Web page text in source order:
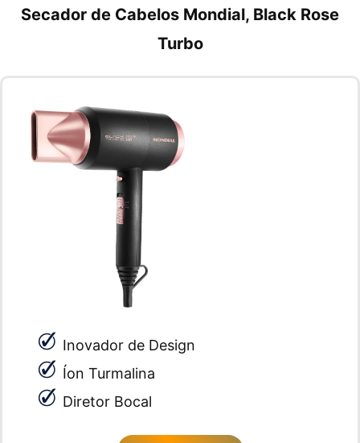
Secador de Cabelos Mondial, Black Rose
Turbo
Inovador de Design
Íon Turmalina
Diretor Bocal